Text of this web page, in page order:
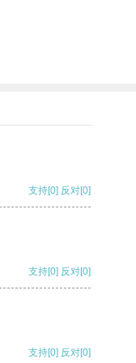
支持[0] 反对[0]
支持[0] 反对[0]
支持[0] 反对[0]